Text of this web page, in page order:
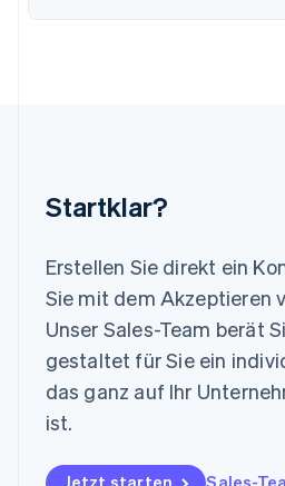
Startklar?
Erstellen Sie direkt ein
Sie mit dem Akzeptieren
Unser Sales-Team berät
gestaltet für Sie ein
das ganz auf Ihr
ist.
English
Español English
Neuseeland
English
Niederlande
Norwegen
English
Polen
English